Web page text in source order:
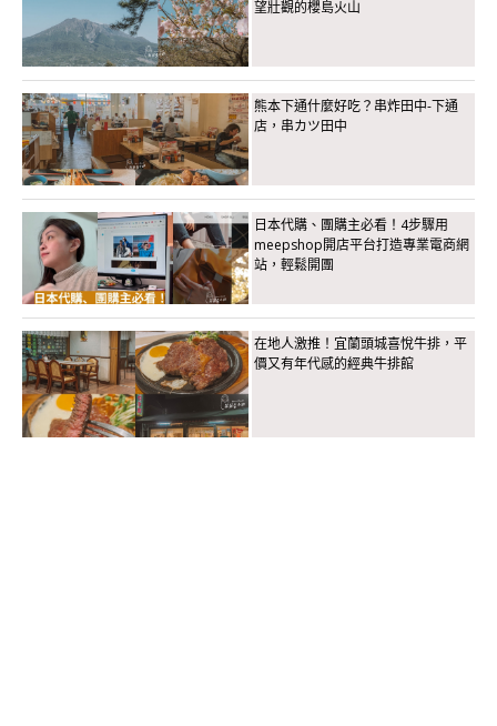
望壯觀的櫻島火山
熊本下通什麼好吃？串炸田中-下通
店，串カツ田中
日本代購、團購主必看！4步驟用
meepshop開店平台打造專業電商網
站，輕鬆開團
在地人激推！宜蘭頭城喜悅牛排，平
價又有年代感的經典牛排館